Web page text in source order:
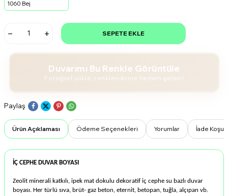
1060 Bej
SEPETE EKLE
Duvarımı Bu Renkle Görüntüle
Fotoğraf yükle, renklendirme hemen gelsin!
Paylaş
Ürün Açıklaması Ödeme Seçenekleri Yorumlar İade
İÇ CEPHE DUVAR BOYASI
Zeolit minerali katkılı, ipek mat dokulu dekoratif iç cephe su bazlı duvar
boyası. Her türlü sıva, brüt- gaz beton, eternit, betopan, tuğla, alçıpan vb.